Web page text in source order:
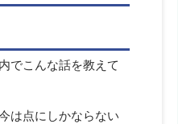
でこんな話を教えて
は点にしかならない